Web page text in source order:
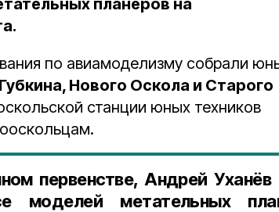
планеров на
по авиамоделизму собрали
Нового Оскола и Старого
станции юных техников
первенстве, Андрей Уханёв
моделей метательных